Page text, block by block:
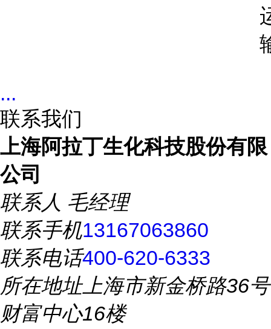
...
联系我们
上海阿拉丁生化科技股份有限
公司
联系人 毛经理
联系手机13167063860
联系电话400-620-6333
所在地址上海市新金桥路36号
财富中心16楼